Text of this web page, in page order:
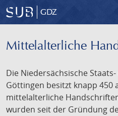
GDZ
Mittelalterliche
Die Niedersächsische
Göttingen besitzt knapp 450
mittelalterliche
wurden seit der Gründung